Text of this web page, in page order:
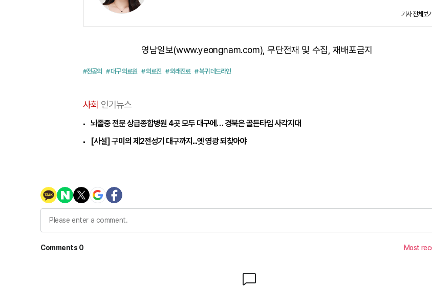
기사 전체보기
영남일보(www.yeongnam.com), 무단전재 및 수집, 재배포금지
#전공의 # 대구 의료원 # 의료진 # 외래진료 # 복귀 데드라인
사회 인기뉴스
뇌졸중 전문 상급종합병원 4곳 모두 대구에… 경북은 골든타임 사각지대
[사설] 구미의 제2전성기 대구까지...옛 영광 되찾아야